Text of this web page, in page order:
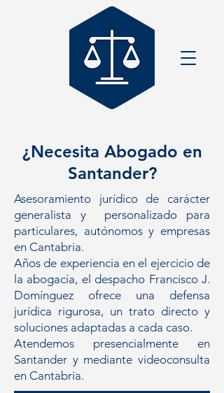
¿Necesita Abogado en
Santander?
Asesoramiento jurídico de carácter
generalista y personalizado para
particulares, autónomos y empresas
en Cantabria.
Años de experiencia en el ejercicio de
la abogacía, el despacho Francisco J.
Domínguez ofrece una defensa
jurídica rigurosa, un trato directo y
soluciones adaptadas a cada caso.
Atendemos presencialmente en
Santander y mediante videoconsulta
en Cantabria.